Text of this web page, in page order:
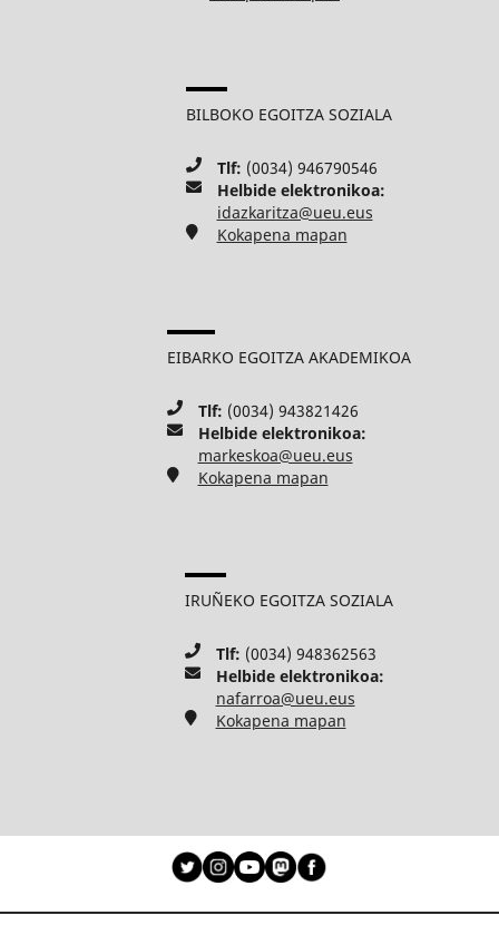
BILBOKO EGOITZA SOZIALA
Tlf: (0034) 946790546
Helbide elektronikoa:
idazkaritza@ueu.eus
Kokapena mapan
EIBARKO EGOITZA AKADEMIKOA
Tlf: (0034) 943821426
Helbide elektronikoa:
markeskoa@ueu.eus
Kokapena mapan
IRUÑEKO EGOITZA SOZIALA
Tlf: (0034) 948362563
Helbide elektronikoa:
nafarroa@ueu.eus
Kokapena mapan